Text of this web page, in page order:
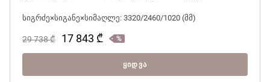
სიგრძე×სიგანე×სიმაღლე: 3320/2460/1020 (მმ)
29 738₾ 17 843 ₾
ᲧᲘᲓᲕᲐ